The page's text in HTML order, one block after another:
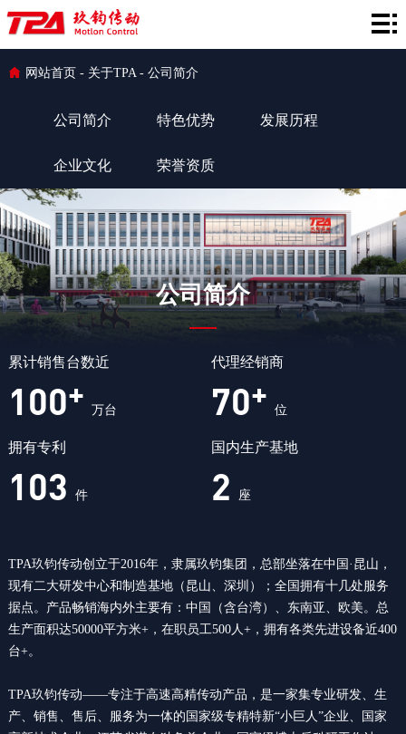
网
选
型
业
应
用
服
务
支
持
新
闻
资
关
于
TPA
网站首页 - 关于TPA- 公司简介
公司简介 特色优势 发展历程
企业文化 荣誉资质
公司简介
累计销售台数近
100+ 万台
代理经销商
70+ 位
拥有专利
103 件
国内生产基地
2 座
TPA玖钧传动创立于2016年，隶属玖钧集团，总部坐落在中国·昆山，
现有二大研发中心和制造基地（昆山、深圳）；全国拥有十几处服务
据点。产品畅销海内外主要有：中国（含台湾）、东南亚、欧美。总
生产面积达50000平方米+，在职员工500人+，拥有各类先进设备近400
台+。
TPA玖钧传动——专注于高速高精传动产品，是一家集专业研发、生
产、销售、售后、服务为一体的国家级专精特新“小巨人”企业、国家